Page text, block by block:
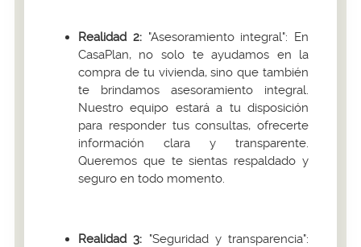
Realidad 2:"Asesoramiento integral": En
CasaPlan, no solo te ayudamos en la
compra de tu vivienda, sino que también
te brindamos asesoramiento integral.
Nuestro equipo estará a tu disposición
para responder tus consultas, ofrecerte
información clara y transparente.
Queremos que te sientas respaldado y
seguro en todo momento.
Realidad 3: "Seguridad y transparencia":